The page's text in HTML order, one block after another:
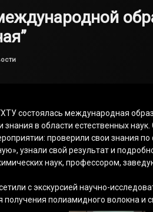
на
состоялась международная
знания в области естественных
проверили свои знания
узнали свой результат и
наук, профессором,
с экскурсией научно-
получения полиамидного волокна и